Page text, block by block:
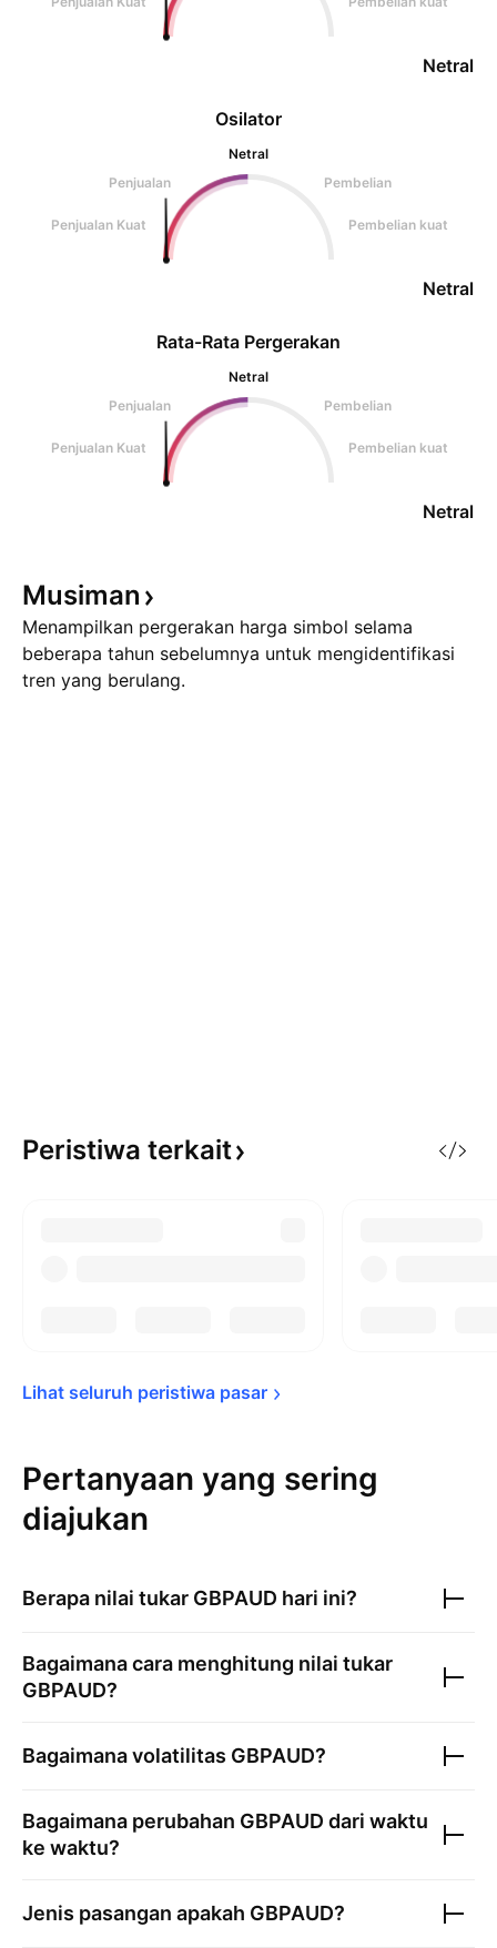
Osilator
Netral
Penjualan
Pembelian
Penjualan Kuat Pembelian kuat
Netral
Netral
Rata-Rata Pergerakan
Netral
Penjualan
Pembelian
Penjualan Kuat Pembelian kuat
Netral
Musiman
Menampilkan pergerakan harga simbol selama
beberapa tahun sebelumnya untuk mengidentifikasi
tren yang berulang.
Peristiwa terkait
Lihat seluruh peristiwa pasar
Pertanyaan yang sering
diajukan
Berapa nilai tukar GBPAUD hari ini?
Bagaimana cara menghitung nilai tukar
GBPAUD?
Bagaimana volatilitas GBPAUD?
Bagaimana perubahan GBPAUD dari waktu
ke waktu?
Jenis pasangan apakah GBPAUD?